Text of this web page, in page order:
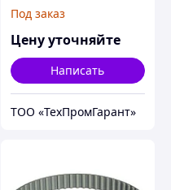
Под заказ
Цену уточняйте
Написать
ТОО «ТехПромГарант»